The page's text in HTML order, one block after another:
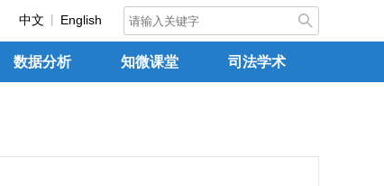
中文 English
数据分析 知微课堂 司法学术